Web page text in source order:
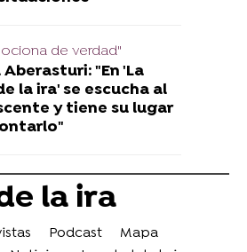
de verdad"
"En 'La
la ira' se escucha al
y tiene su lugar
la ira
Podcast
Mapa